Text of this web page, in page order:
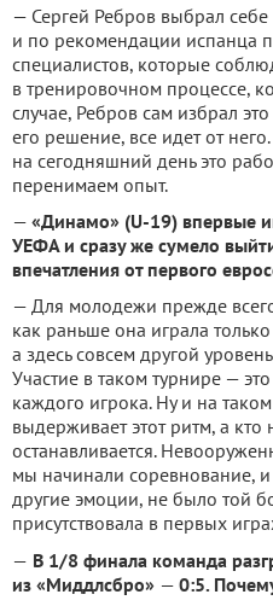
— Сергей Ребров выбрал
и по рекомендации испанца
специалистов, которые
в тренировочном процессе,
случае, Ребров сам избрал
его решение, все идет от
на сегодняшний день это
перенимаем опыт.
— «Динамо» (U-19) впервые
УЕФА и сразу же сумело
впечатления от первого
— Для молодежи прежде
как раньше она играла
а здесь совсем другой
Участие в таком турнире —
каждого игрока. Ну и на
выдерживает этот ритм, а кто
останавливается.
мы начинали соревнование,
другие эмоции, не было той
присутствовала в первых
— В 1/8 финала команда
из «Миддлсбро» — 0:5.